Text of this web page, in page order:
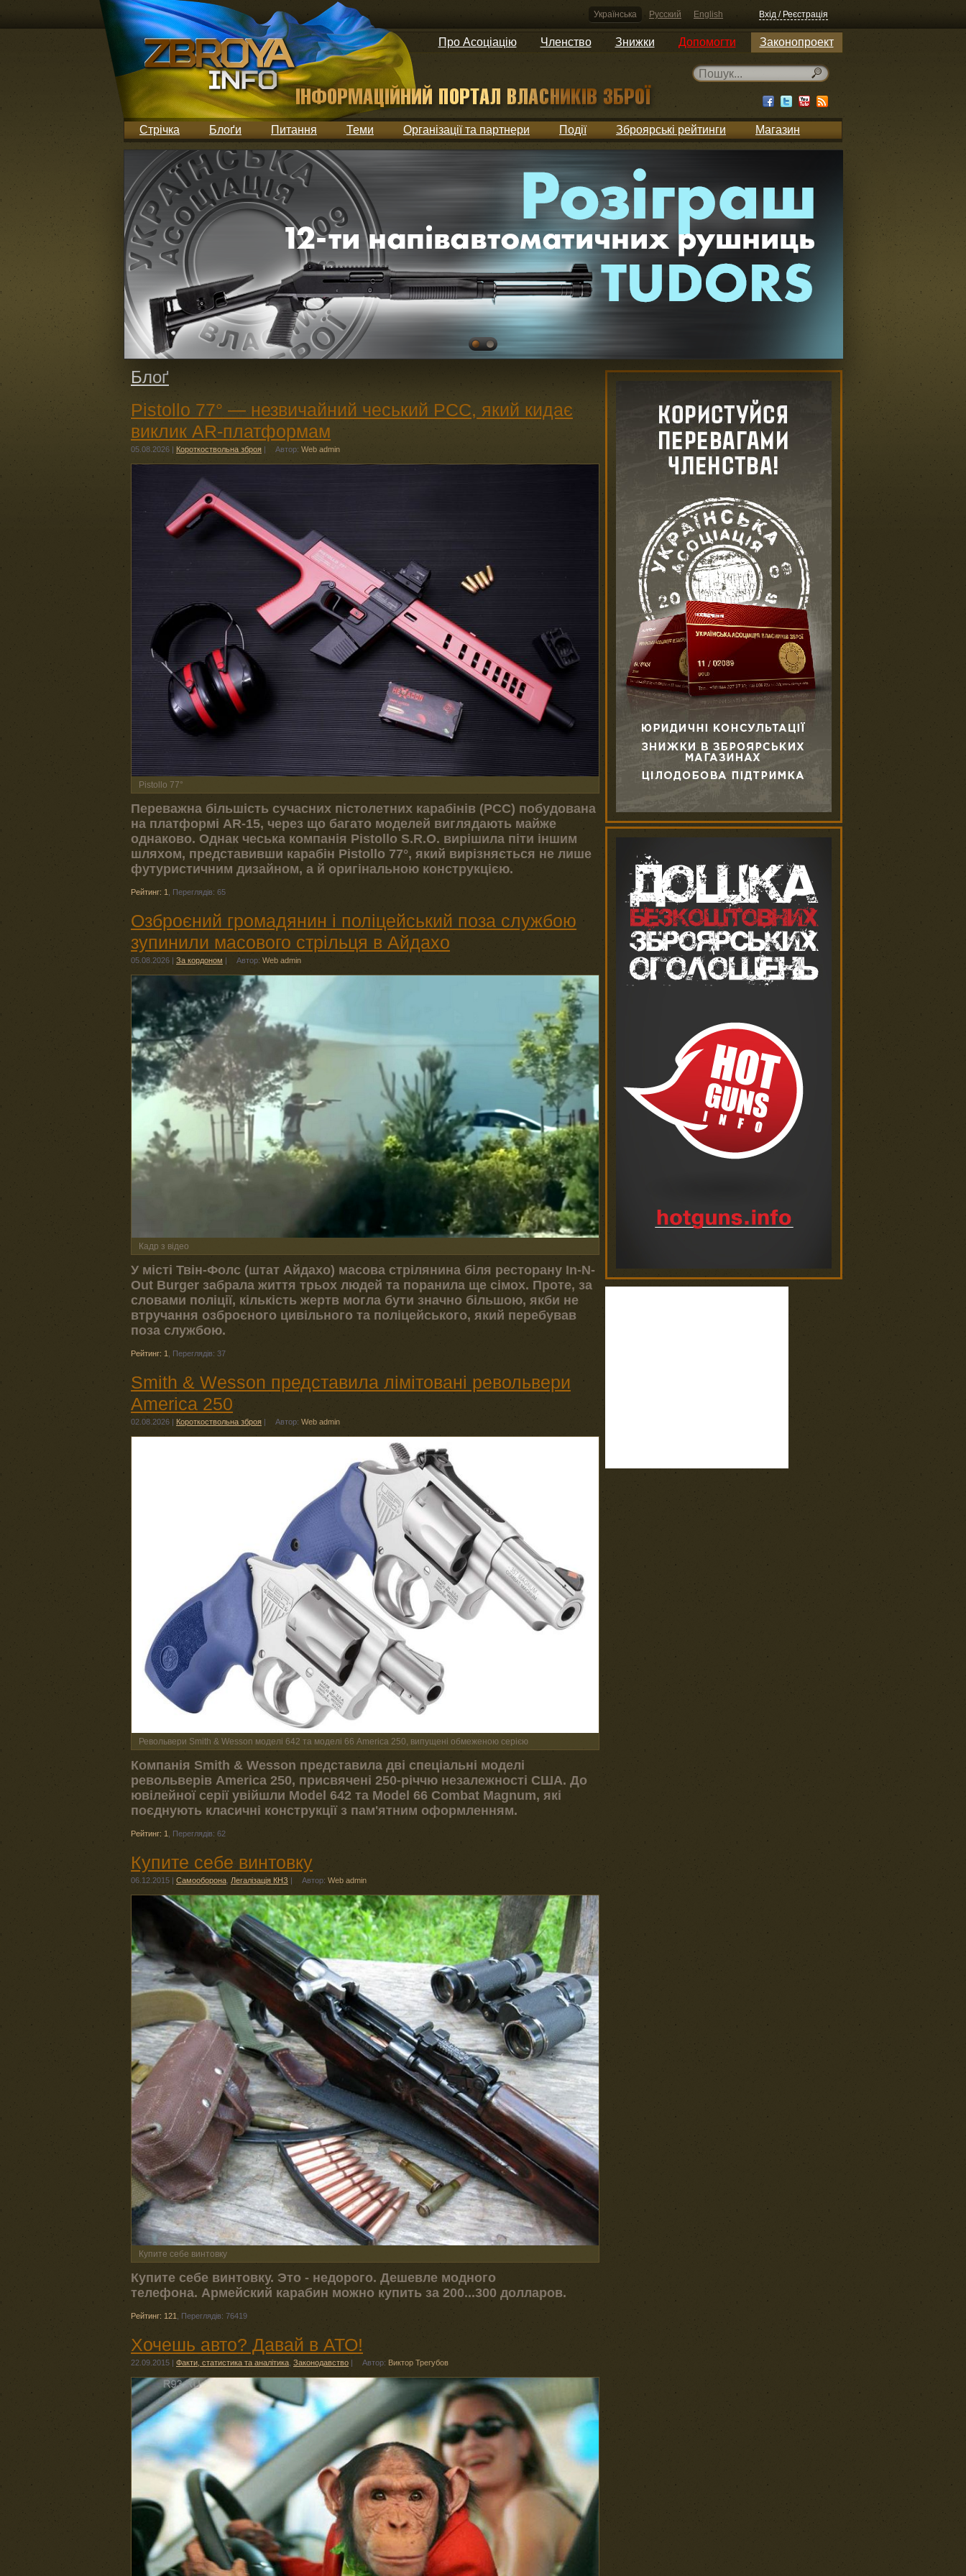
Українська Русский English Вхід / Реєстрація
Про Асоціацію Членство Знижки Допомогти Законопроект
Стрічка Блоґи Питання Теми Організації та партнери Події Зброярські рейтинги Магазин
Блоґ
Pistollo 77° — незвичайний чеський PCC, який кидає
виклик AR-платформам
05.08.2026 | Короткоствольна зброя | Автор: Web admin
Pistollo 77°
Переважна більшість сучасних пістолетних карабінів (PCC) побудована
на платформі AR-15, через що багато моделей виглядають майже
однаково. Однак чеська компанія Pistollo S.R.O. вирішила піти іншим
шляхом, представивши карабін Pistollo 77°, який вирізняється не лише
футуристичним дизайном, а й оригінальною конструкцією.
Рейтинг: 1 Переглядів: 65
Озброєний громадянин і поліцейський поза службою
зупинили масового стрільця в Айдахо
05.08.2026 | За кордоном | Автор: Web admin
Кадр з відео
У місті Твін-Фолс (штат Айдахо) масова стрілянина біля ресторану In-N-
Out Burger забрала життя трьох людей та поранила ще сімох. Проте, за
словами поліції, кількість жертв могла бути значно більшою, якби не
втручання озброєного цивільного та поліцейського, який перебував
поза службою.
Рейтинг: 1, Переглядів: 37
Smith & Wesson представила лімітовані револьвери
America 250
02.08.2026 Короткоствольна зброя Автор: Web admin
Револьвери Smith & Wesson моделі 642 та моделі 66 America 250, випущені обмеженою серією
Компанія Smith & Wesson представила дві спеціальні моделі
револьверів America 250, присвячені 250-річчю незалежності США. До
ювілейної серії увійшли Model 642 та Model 66 Combat Magnum, які
поєднують класичні конструкції з пам'ятним оформленням.
Рейтинг: 1 Переглядів: 62
Купите себе винтовку
06.12.2015 | Самооборона Легалізація КНЗ | Автор: Web admin
Купите себе винтовку
Купите себе винтовку. Это - недорого. Дешевле модного
телефона. Армейский карабин можно купить за 200...300 долларов.
Рейтинг: 121 Переглядів: 76419
Хочешь авто? Давай в АТО!
22.09.2015 Факти, статистика та аналітика Законодавство Автор: Виктор Трегубов